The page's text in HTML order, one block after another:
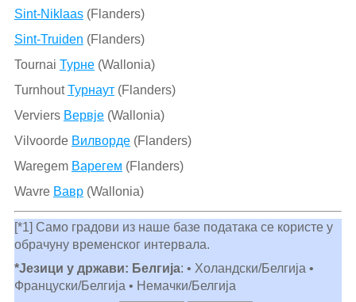
Sint-Niklaas(Flanders)
Sint-Truiden (Flanders)
Tournai Турне(Wallonia)
TurnhoutТурнаут(Flanders)
Verviers Вервје(Wallonia)
Vilvoorde Вилворде(Flanders)
Waregem Варегем (Flanders)
Wavre Вавр(Wallonia)
[*1] Само градови из наше базе података се користе у
обрачуну временског интервала.
*Језици у држави: Белгија: • Холандски/Белгија •
Француски/Белгија • Немачки/Белгија